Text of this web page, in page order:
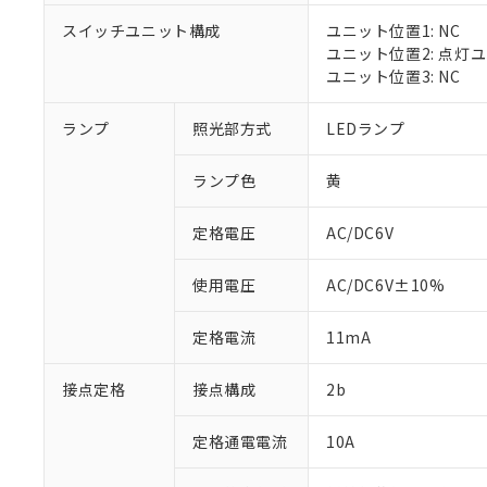
スイッチユニット構成
ユニット位置1: NC
ユニット位置2: 点灯
ユニット位置3: NC
ランプ 照光部方式 LEDランプ
ランプ色 黄
定格電圧 AC/DC6V
使用電圧 AC/DC6V±10%
定格電流 11mA
接点定格 接点構成 2b
定格通電電流 10A
ご利用条件
以下の条件をお読
当社制御機
在庫状況お
のであり、
い。
当社販売員
ている必要
対応予定：EU
対応予定なし：
調査・確認中：
非該当品：ライセ
仕入先様の事情に
があります。
六価クロム(Cr(Ⅵ))
ル（DBP） 1000ppm
但し、RoHS指令で産業
フタル酸エステル類の
※2 対応予定月
※1 中国
「－」：未確認で
*中国RoHS10物質の基
Pb(鉛) :1000ppm、 Hg(
Cr(Ⅵ)(六価クロム) :
DBP(フタル酸ジブチル
「ｅ」：有害物質
う）を輸出
などの必要な
ます。
当社は貴社
当社は、貴
記
号
○ 一定数
△ 一定数
－
在庫な